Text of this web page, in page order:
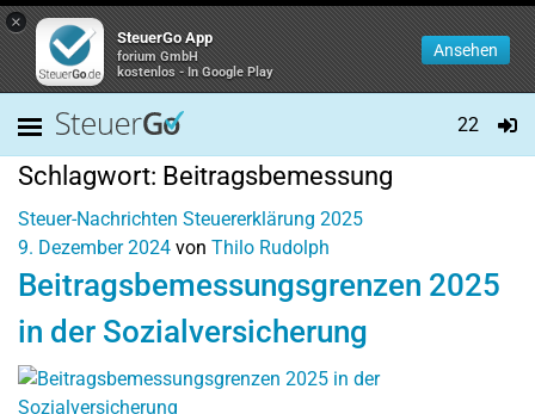
×
SteuerGo App
forium GmbH
kostenlos - In Google Play
Ansehen
22
Schlagwort: Beitragsbemessung
Steuer-Nachrichten Steuererklärung 2025
9. Dezember 2024 von Thilo Rudolph
Beitragsbemessungsgrenzen 2025
in der Sozialversicherung